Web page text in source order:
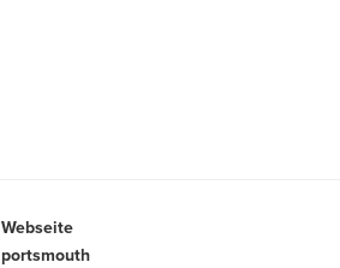
Webseite
portsmouth